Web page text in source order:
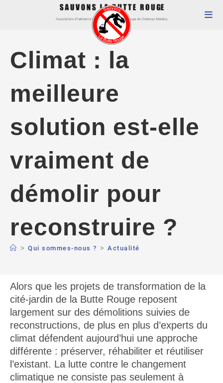
Climat : la
meilleure
solution est-elle
vraiment de
démolir pour
reconstruire ?
> Qui sommes-nous ? > Actualité
Alors que les projets de transformation de la
cité-jardin de la Butte Rouge reposent
largement sur des démolitions suivies de
reconstructions, de plus en plus d’experts du
climat défendent aujourd’hui une approche
différente : préserver, réhabiliter et réutiliser
l’existant. La lutte contre le changement
climatique ne consiste pas seulement à